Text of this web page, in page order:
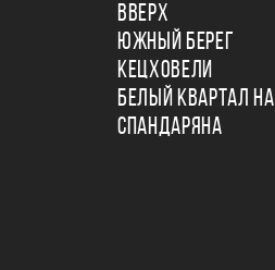
ВВЕРХ
ЮЖНЫЙ БЕРЕГ
КЕЦХОВЕЛИ
БЕЛЫЙ КВАРТАЛ НА
СПАНДАРЯНА